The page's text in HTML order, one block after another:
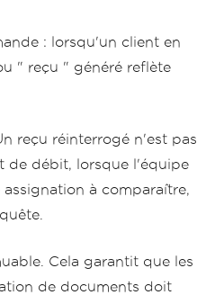
: lorsqu'un client en
" reçu " généré reflète
reçu réinterrogé n'est pas
de débit, lorsque l'équipe
à comparaître,
Cela garantit que les
de documents doit